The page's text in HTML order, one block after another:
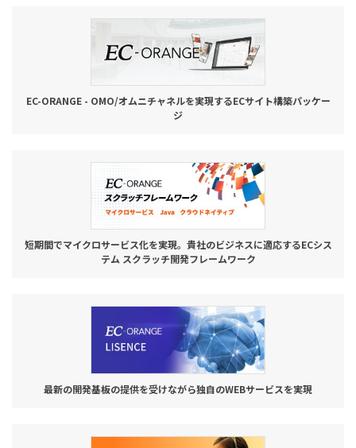
03-6432-0346
電話受付：平日 10:00~17:00
お問い合わせ
EC-ORANGE - OMO/オムニチャネルを実現するECサイト構築パッケー
ジ
短期間でマイクロサービス化を実現。貴社のビジネスに適応するECシス
テム スクラッチ開発フレームワーク
最新の開発基板の提供を受けながら独自のWEBサービスを実現